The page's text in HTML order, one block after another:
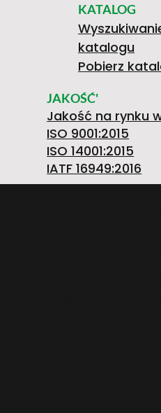
8
8
0
KATALOG
katalogu
Pobierz
JAKOŚĆ'
Jakość na rynku
ISO 9001:2015
ISO 14001:2015
IATF 16949:2016